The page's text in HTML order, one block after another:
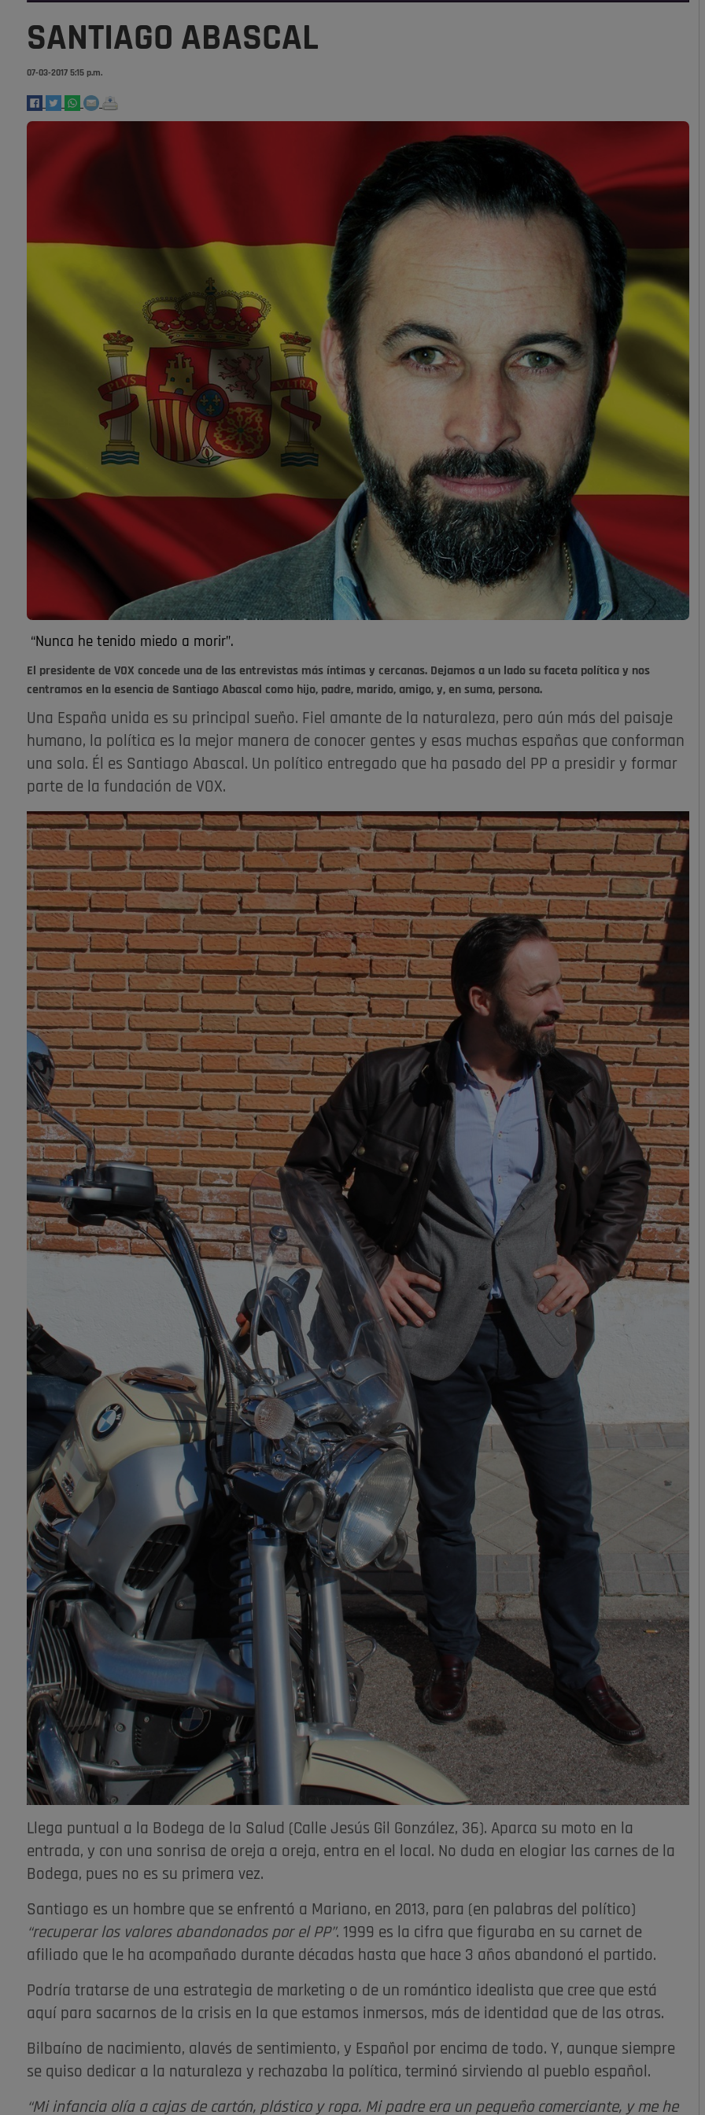
SANTIAGO ABASCAL
07-03-2017 5:15 p.m.
“Nunca he tenido miedo a morir”.
El presidente de VOX concede una de las entrevistas más íntimas y cercanas. Dejamos a un lado su faceta política y nos
centramos en la esencia de Santiago Abascal como hijo, padre, marido, amigo, y, en suma, persona.
Una España unida es su principal sueño. Fiel amante de la naturaleza, pero aún más del paisaje
humano, la política es la mejor manera de conocer gentes y esas muchas españas que conforman
una sola. Él es Santiago Abascal. Un político entregado que ha pasado del PP a presidir y formar
parte de la fundación de VOX.
Llega puntual a la Bodega de la Salud (Calle Jesús Gil González, 36). Aparca su moto en la
entrada, y con una sonrisa de oreja a oreja, entra en el local. No duda en elogiar las carnes de la
Bodega, pues no es su primera vez.
Santiago es un hombre que se enfrentó a Mariano, en 2013, para (en palabras del político)
“recuperar los valores abandonados por el PP”. 1999 es la cifra que figuraba en su carnet de
afiliado que le ha acompañado durante décadas hasta que hace 3 años abandonó el partido.
Podría tratarse de una estrategia de marketing o de un romántico idealista que cree que está
aquí para sacarnos de la crisis en la que estamos inmersos, más de identidad que de las otras.
Bilbaíno de nacimiento, alavés de sentimiento, y Español por encima de todo. Y, aunque siempre
se quiso dedicar a la naturaleza y rechazaba la política, terminó sirviendo al pueblo español.
“Mi infancia olía a cajas de cartón, plástico y ropa. Mi padre era un pequeño comerciante, y me he